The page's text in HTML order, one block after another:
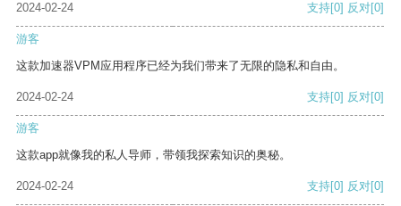
2024-02-24 支持[0] 反对[0]
游客
这款加速器VPM应用程序已经为我们带来了无限的隐私和自由。
2024-02-24 支持[0] 反对[0]
游客
这款app就像我的私人导师，带领我探索知识的奥秘。
2024-02-24 支持[0] 反对[0]